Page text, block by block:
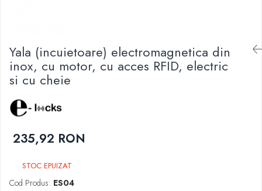
Yala (incuietoare) electromagnetica din
inox, cu motor, cu acces RFID, electric
si cu cheie
235,92 RON
STOC EPUIZAT
Cod Produs: ES04